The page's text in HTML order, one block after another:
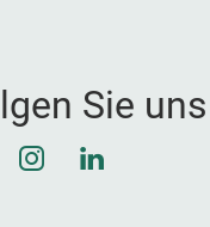
Sie uns
Instagram
LinkedIn